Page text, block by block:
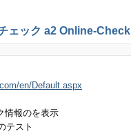
ェック a2 Online-Check
en/Default.aspx
情報のを表示
テスト